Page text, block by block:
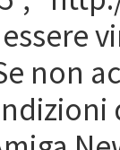
non